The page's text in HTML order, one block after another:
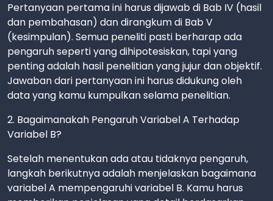
Pertanyaan pertama ini harus dijawab di Bab IV (hasil
dan pembahasan) dan dirangkum di Bab V
(kesimpulan). Semua peneliti pasti berharap ada
pengaruh seperti yang dihipotesiskan, tapi yang
penting adalah hasil penelitian yang jujur dan objektif.
Jawaban dari pertanyaan ini harus didukung oleh
data yang kamu kumpulkan selama penelitian.
2. Bagaimanakah Pengaruh Variabel A Terhadap
Variabel B?
Setelah menentukan ada atau tidaknya pengaruh,
langkah berikutnya adalah menjelaskan bagaimana
variabel A mempengaruhi variabel B. Kamu harus